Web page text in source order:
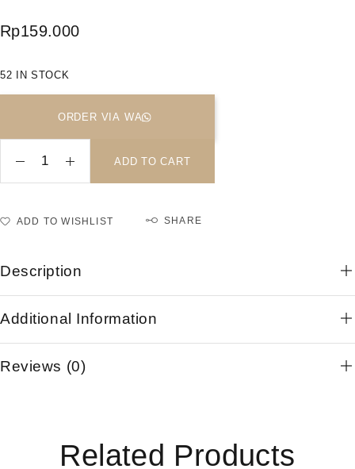
Rp159.000
52 IN STOCK
ORDER VIA WA
ADD TO CART
ADD TO WISHLIST SHARE
Description
Additional Information
Reviews (0)
Related Products